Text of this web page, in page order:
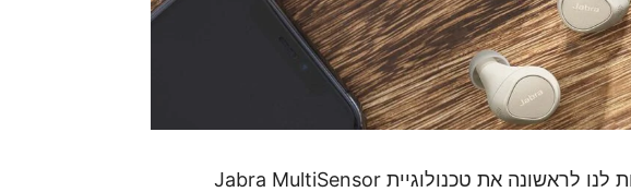
אוזניות ה-Jabra Elite Pro 7 מציגות לנו לראשונה את טכנולוגיית Jabra MultiSensor